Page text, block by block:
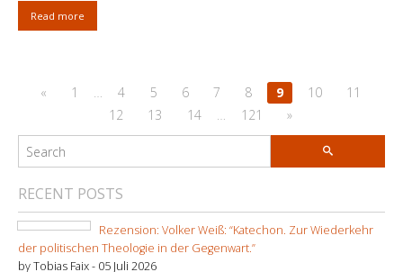
Read more
« 1 … 4 5 6 7 8 9 10
11
12
13 14 … 121 »
RECENT POSTS
Rezension: Volker Weiß: “Katechon. Zur Wiederkehr
der politischen Theologie in der Gegenwart.”
by Tobias Faix - 05 Juli 2026